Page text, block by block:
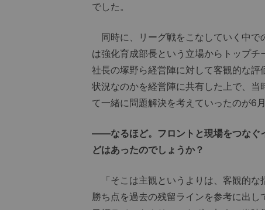
でした。
同時に、リーグ戦をこなしていく中で
は強化育成部長という立場からトップチ
社長の塚野ら経営陣に対して客観的な
状況なのかを経営陣に共有した上で、
て一緒に問題解決を考えていったのが6
――なるほど。フロントと現場をつなぐ
どはあったのでしょうか？
「そこは主観というよりは、客観的な
勝ち点を過去の残留ラインを参考に出